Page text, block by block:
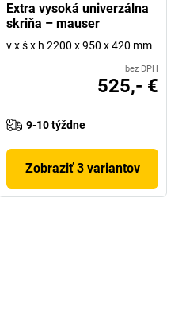
Extra vysoká univerzálna
skriňa – mauser
v x š x h 2200 x 950 x 420 mm
bez DPH
525,- €
9-10 týždne
Zobraziť 3 variantov